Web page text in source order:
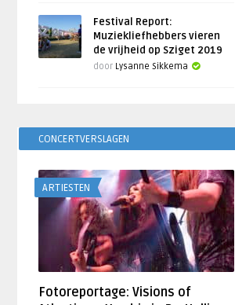
Festival Report:
Muziekliefhebbers vieren
de vrijheid op Sziget 2019
door Lysanne Sikkema
CONCERTVERSLAGEN
ARTIESTEN
Fotoreportage: Visions of